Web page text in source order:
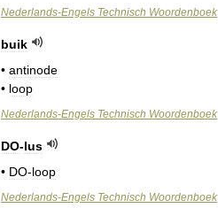
Nederlands-Engels Technisch Woordenboek
buik
• antinode
• loop
Nederlands-Engels Technisch Woordenboek
DO-lus
• DO-loop
Nederlands-Engels Technisch Woordenboek